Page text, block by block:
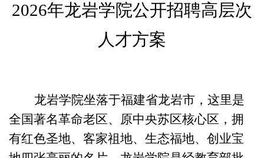
2026年龙岩学院公开招聘高层次
人才方案
龙岩学院坐落于福建省龙岩市，这里是
全国著名革命老区、原中央苏区核心区，拥
有红色圣地、客家祖地、生态福地、创业宝